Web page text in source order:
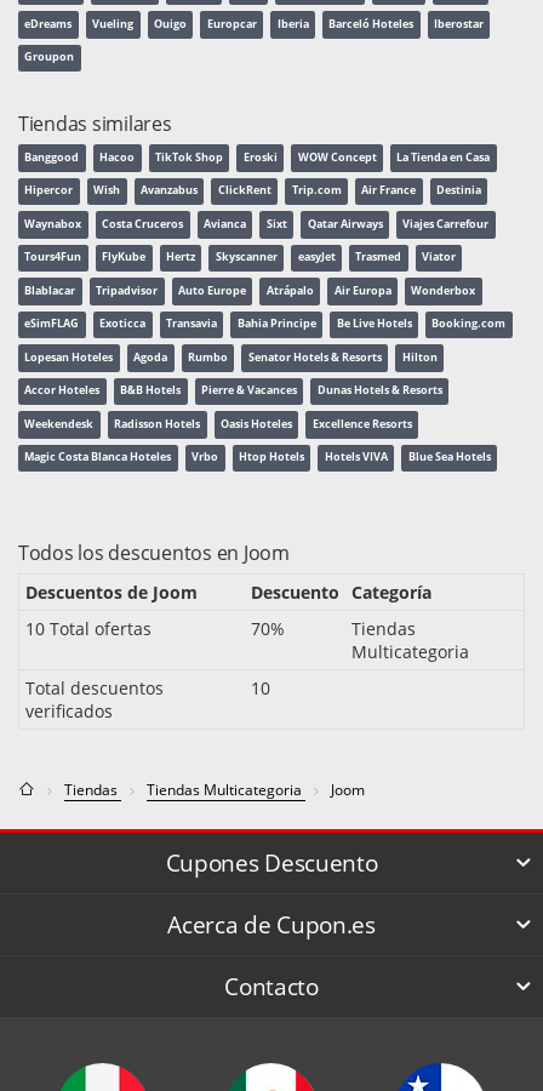
eDreams Vueling Ouigo Europcar Iberia Barceló Hoteles Iberostar
Groupon
Tiendas similares
Banggood Hacoo TikTok Shop Eroski WOW Concept La Tienda en Casa
Hipercor Wish Avanzabus ClickRent Trip.com Air France Destinia
Waynabox Costa Cruceros Avianca Sixt Qatar Airways Viajes Carrefour
Tours4Fun FlyKube Hertz Skyscanner easyJet Trasmed Viator
Blablacar Tripadvisor Auto Europe Atrápalo Air Europa Wonderbox
eSimFLAG Exoticca Transavia Bahia Principe Be Live Hotels Booking.com
Lopesan Hoteles Agoda Rumbo Senator Hotels & Resorts Hilton
Accor Hoteles B&B Hotels Pierre & Vacances Dunas Hotels & Resorts
Weekendesk Radisson Hotels Oasis Hoteles Excellence Resorts
Magic Costa Blanca Hoteles Vrbo Htop Hotels Hotels VIVA Blue Sea Hotels
Todos los descuentos en Joom
Descuentos de Joom Descuento Categoría
10 Total ofertas
70%
Tiendas
Multicategoria
Total descuentos
verificados
10
Tiendas Tiendas Multicategoria Joom
Cupones Descuento
Acerca de Cupon.es
Contacto